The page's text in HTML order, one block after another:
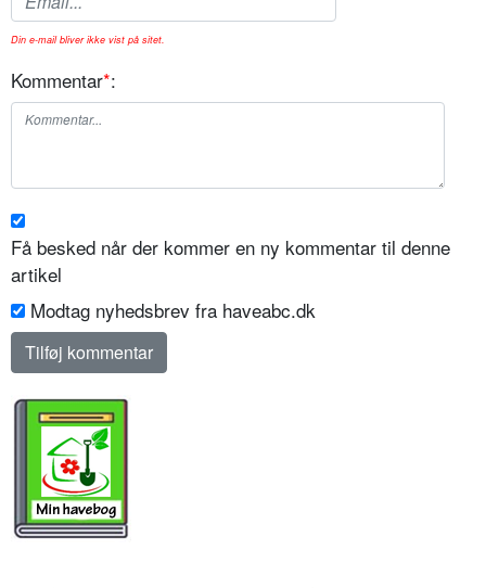
Din e-mail bliver ikke vist på sitet.
Kommentar*:
Få besked når der kommer en ny kommentar til denne
artikel
Modtag nyhedsbrev fra haveabc.dk